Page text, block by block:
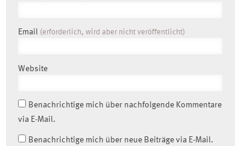
Email (erforderlich, wird aber nicht veröffentlicht)
Website
Benachrichtige mich über nachfolgende Kommentare
via E-Mail.
Benachrichtige mich über neue Beiträge via E-Mail.